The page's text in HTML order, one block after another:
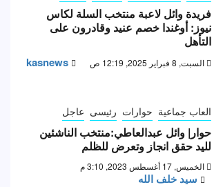
فريدة وائل لاعبة منتخب السلة لكاس
نيوز: أوغندا خصم عنيد وقادرون على
التأهل
السبت, 8 فبراير 2025, 12:19 ص kasnews
العاب جماعية حوارات رئيسى عاجل
حوار| وائل عبدالعاطي:منتخب الناشئين
لليد حقق انجاز وتعرض للظلم
الخميس, 17 أغسطس 2023, 3:10 م
سيد خلف الله